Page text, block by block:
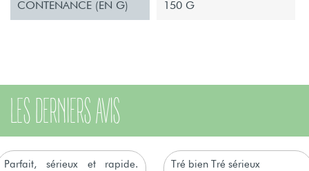
CONTENANCE (EN G) 150 G
LES DERNIERS AVIS
Parfait, sérieux et rapide.
Tré bien Tré sérieux